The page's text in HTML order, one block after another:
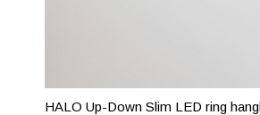
HALO Up-Down Slim LED ring